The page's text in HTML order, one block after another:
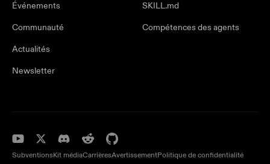
Événements
Communauté
Actualités
Newsletter
SKILL.md
Compétences des agents
SubventionsKit médiaCarrièresAvertissementPolitique de confidentialité